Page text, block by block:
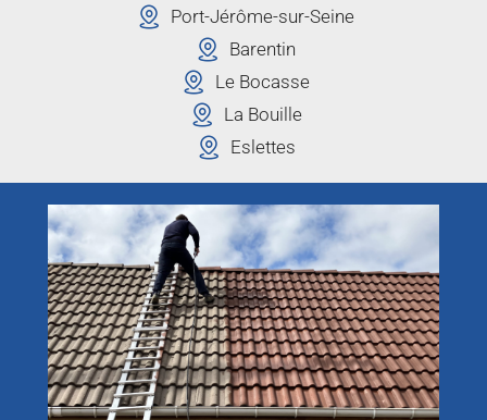
Port-Jérôme-sur-Seine
Barentin
Le Bocasse
La Bouille
Eslettes